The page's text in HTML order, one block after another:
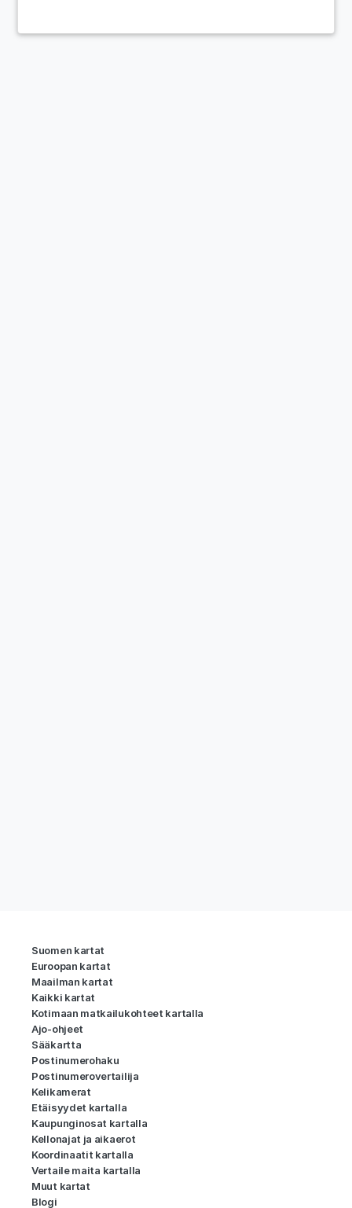
Suomen kartat
Euroopan kartat
Maailman kartat
Kaikki kartat
Kotimaan matkailukohteet kartalla
Ajo-ohjeet
Sääkartta
Postinumerohaku
Postinumerovertailija
Kelikamerat
Etäisyydet kartalla
Kaupunginosat kartalla
Kellonajat ja aikaerot
Koordinaatit kartalla
Vertaile maita kartalla
Muut kartat
Blogi